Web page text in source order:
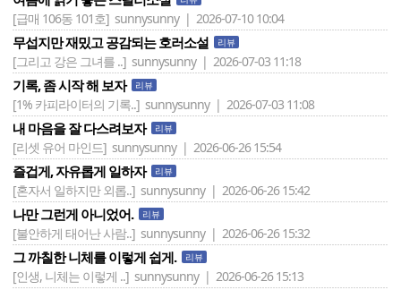
[급매 106동 101호] sunnysunny | 2026-07-10 10:04
무섭지만 재밌고 공감되는 호러소설 리뷰
[그리고 강은 그녀를 ..] sunnysunny | 2026-07-03 11:18
기록, 좀 시작 해 보자 리뷰
[1% 카피라이터의 기록..] sunnysunny | 2026-07-03 11:08
내 마음을 잘 다스려보자 리뷰
[리셋 유어 마인드] sunnysunny | 2026-06-26 15:54
즐겁게, 자유롭게 일하자 리뷰
[혼자서 일하지만 외롭..] sunnysunny | 2026-06-26 15:42
나만 그런게 아니었어. 리뷰
[불안하게 태어난 사람..] sunnysunny | 2026-06-26 15:32
그 까칠한 니체를 이렇게 쉽게. 리뷰
[인생, 니체는 이렇게 ..] sunnysunny | 2026-06-26 15:13